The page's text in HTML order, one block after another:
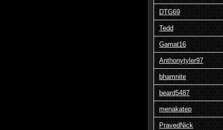
DTG69
Tedd
Gamat16
Anthonytyler97
bhamnite
beard5487
menakatep
PravedNick